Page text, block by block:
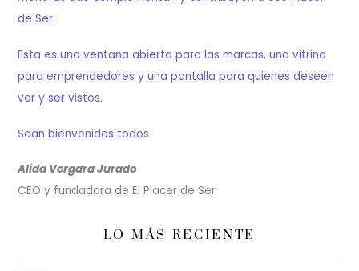
de Ser.
Esta es una ventana abierta para las marcas, una vitrina
para emprendedores y una pantalla para quienes deseen
ver y ser vistos.
Sean bienvenidos todos
Alida Vergara Jurado
CEO y fundadora de El Placer de Ser
LO MÁS RECIENTE